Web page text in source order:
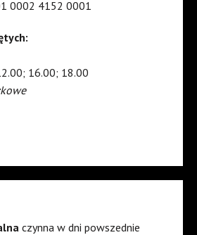
0002 4152 0001
16.00; 18.00
czynna w dni powszednie